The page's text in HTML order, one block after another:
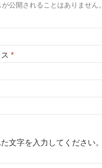
公開されることはありません。
*
た文字を入力してください。